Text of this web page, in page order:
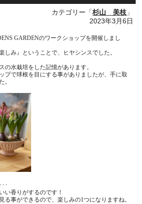
カテゴリー「杉山 美枝 」
2023年3月6日
GARDENのワークショップを開催しまし
しみ』ということで、ヒヤシンスでした。
の水栽培をした記憶があります。
プで球根を目にする事がありましたが、手に取
。
･
い香りがするのです！
る事ができるので、楽しみの1つになりますね。